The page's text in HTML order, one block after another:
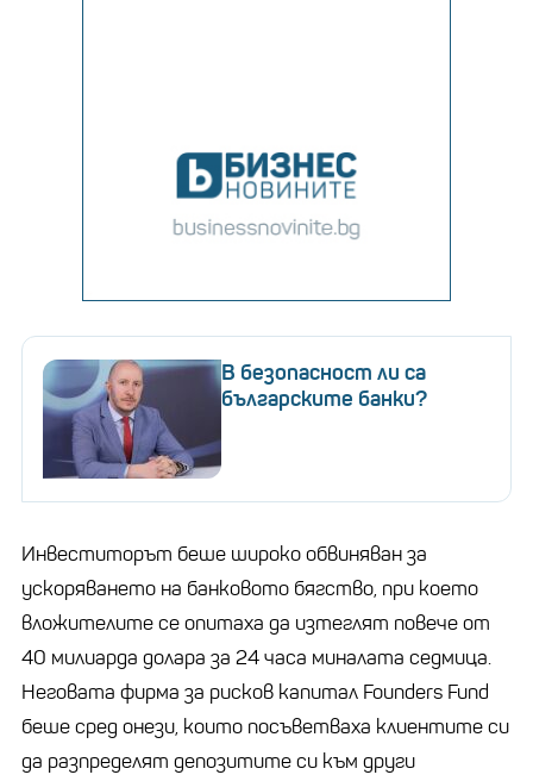
В безопасност ли са
българските банки?
Инвеститорът беше широко обвиняван за
ускоряването на банковото бягство, при което
вложителите се опитаха да изтеглят повече от
40 милиарда долара за 24 часа миналата седмица.
Неговата фирма за рисков капитал Founders Fund
беше сред онези, които посъветваха клиентите си
да разпределят депозитите си към други